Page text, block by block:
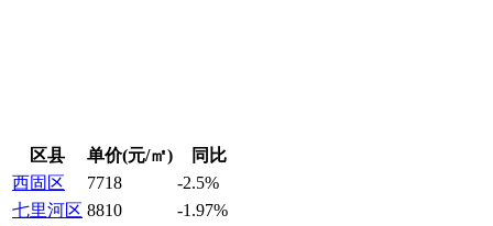
区县 单价(元/㎡)
同比
西固区
7718
-2.5%
七里河区 8810
-1.97%